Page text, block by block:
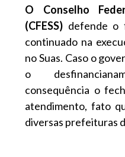
O Conselho
(CFESS) defende o
continuado na
no Suas. Caso o
o
consequência o
atendimento, fato
diversas prefeituras